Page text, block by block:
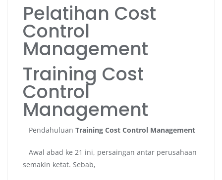
Pelatihan Cost
Control
Management
Training Cost
Control
Management
Pendahuluan Training Cost Control Management
Awal abad ke 21 ini, persaingan antar perusahaan
semakin ketat. Sebab,